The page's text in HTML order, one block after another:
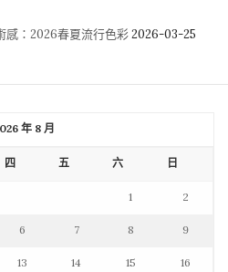
感：2026春夏流行色彩 2026-03-25
年 8 月
四 五 六 日
1 2
6 7 8 9
13 14 15 16